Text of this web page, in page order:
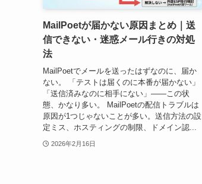
MailPoetが届かない原因まとめ｜送
信できない・迷惑メール行きの対処
法
MailPoetでメールを送ったはずなのに、届か
ない。 「テストは届くのに本番が届かない」
「送信済みなのに相手にない」——この状
態、かなり多い。 MailPoetの配信トラブルは
原因が1つじゃないことが多い。送信方法の設
定ミス、ホスティングの制限、ドメイン認...
2026年2月16日